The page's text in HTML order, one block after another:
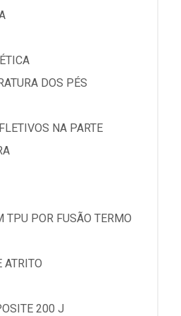
DOS PÉS
NA PARTE
TPU POR FUSÃO TERMO
ATRITO
200 J